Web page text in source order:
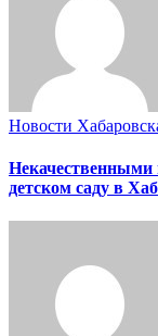
Новости
детском саду в